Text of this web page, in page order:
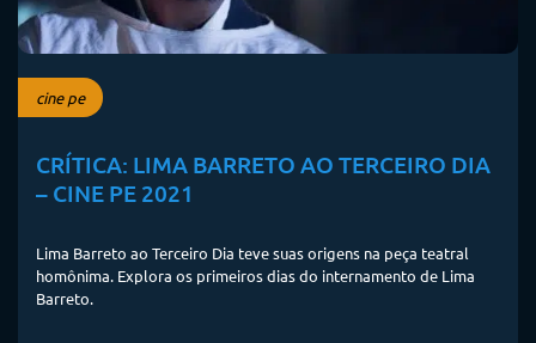
cine pe
CRÍTICA: LIMA BARRETO AO TERCEIRO DIA
– CINE PE 2021
Lima Barreto ao Terceiro Dia teve suas origens na peça teatral
homônima. Explora os primeiros dias do internamento de Lima
Barreto.